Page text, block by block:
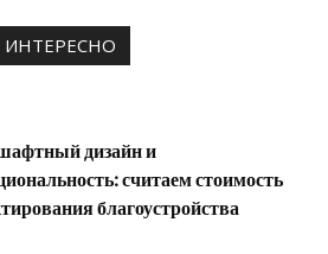
дизайн и
считаем стоимость
благоустройства